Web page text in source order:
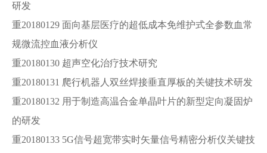
研发
重20180129 面向基层医疗的超低成本免维护式全参数血常
规微流控血液分析仪
重20180130 超声空化治疗技术研究
重20180131 爬行机器人双丝焊接垂直厚板的关键技术研发
重20180132 用于制造高温合金单晶叶片的新型定向凝固炉
的研发
重20180133 5G信号超宽带实时矢量信号精密分析仪关键技